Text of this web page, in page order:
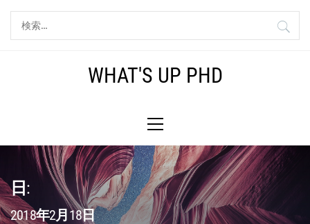
ッ
索:
WHAT'S UP PHD
イ
メ
ニ
ュ
ー
日:
2018年2月18日